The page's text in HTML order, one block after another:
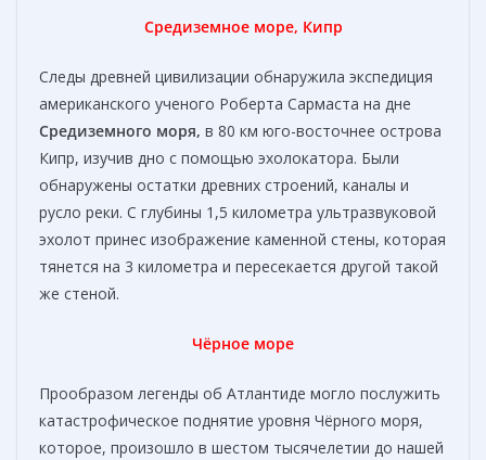
Средиземное море, Кипр
Следы древней цивилизации обнаружила экспедиция
американского ученого Роберта Сармаста на дне
Средиземного моря, в 80 км юго-восточнее острова
Кипр, изучив дно с помощью эхолокатора. Были
обнаружены остатки древних строений, каналы и
русло реки. С глубины 1,5 километра ультразвуковой
эхолот принес изображение каменной стены, которая
тянется на 3 километра и пересекается другой такой
же стеной.
Чёрное море
Прообразом легенды об Атлантиде могло послужить
катастрофическое поднятие уровня Чёрного моря,
которое, произошло в шестом тысячелетии до нашей